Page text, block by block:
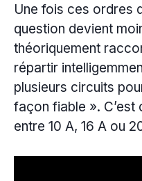
Une fois ces ordres
question devient
théoriquement
répartir
plusieurs circuits
façon fiable ». C’est
entre 10 A, 16 A ou